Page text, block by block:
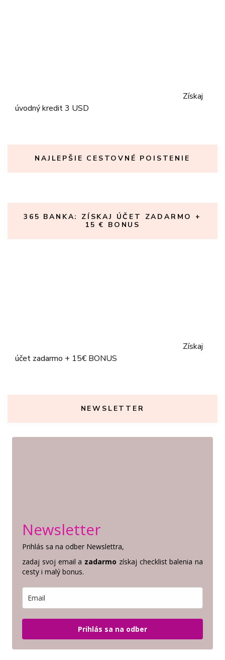
Získaj
úvodný kredit 3 USD
NAJLEPŠIE CESTOVNÉ POISTENIE
365 BANKA: ZÍSKAJ ÚČET ZADARMO +
15 € BONUS
Získaj
účet zadarmo + 15€ BONUS
NEWSLETTER
Newsletter
Prihlás sa na odber Newslettra,
zadaj svoj email a zadarmo získaj checklist balenia na
cesty i malý bonus.
Prihlás sa na odber